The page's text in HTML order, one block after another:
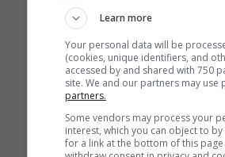
Learn more
Your personal data will be
(cookies, unique identifiers, and
accessed by and shared with 750
site. We and our partners may use
partners.
Some vendors may process your
interest, which you can object to
for a link at the bottom of this